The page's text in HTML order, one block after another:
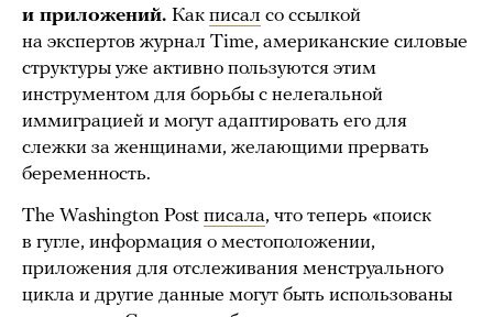
и приложений. Как писал со ссылкой
на экспертов журнал Time, американские силовые
структуры уже активно пользуются этим
инструментом для борьбы с нелегальной
иммиграцией и могут адаптировать его для
слежки за женщинами, желающими прервать
беременность.
The Washington Post писала, что теперь «поиск
в гугле, информация о местоположении,
приложения для отслеживания менструального
цикла и другие данные могут быть использованы